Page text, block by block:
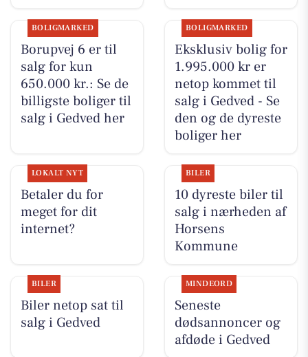
BOLIGMARKED
Borupvej 6 er til
salg for kun
650.000 kr.: Se de
billigste boliger til
salg i Gedved her
BOLIGMARKED
Eksklusiv bolig for
1.995.000 kr er
netop kommet til
salg i Gedved - Se
den og de dyreste
boliger her
LOKALT NYT
Betaler du for
meget for dit
internet?
BILER
10 dyreste biler til
salg i nærheden af
Horsens
Kommune
BILER
Biler netop sat til
salg i Gedved
MINDEORD
Seneste
dødsannoncer og
afdøde i Gedved